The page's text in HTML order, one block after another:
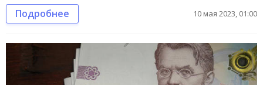
Подробнее 10 мая 2023, 01:00